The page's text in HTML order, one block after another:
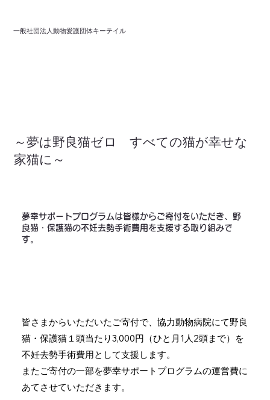
一般社団法人動物愛護団体キーテイル
～夢は野良猫ゼロ すべての猫が幸せな
家猫に～
​夢幸サポートプログラムは皆様からご寄付をいただき、野
良猫・保護猫の不妊去勢手術費用を支援する取り組みで
す。
皆さまからいただいたご寄付で、協力動物病院にて野良
猫・保護猫１頭当たり3,000円（ひと月1人2頭まで）を
不妊去勢手術費用として支援します。
またご寄付の一部を夢幸サポートプログラムの運営費に
あてさせていただきます。